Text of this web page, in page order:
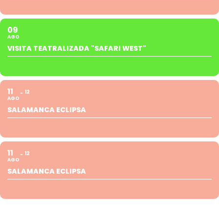
09
AGO
VISITA TEATRALIZADA "SAFARI WEST"
11
AGO
12
SALAMANCA ECLIPSA
11
AGO
12
SALAMANCA ECLIPSA